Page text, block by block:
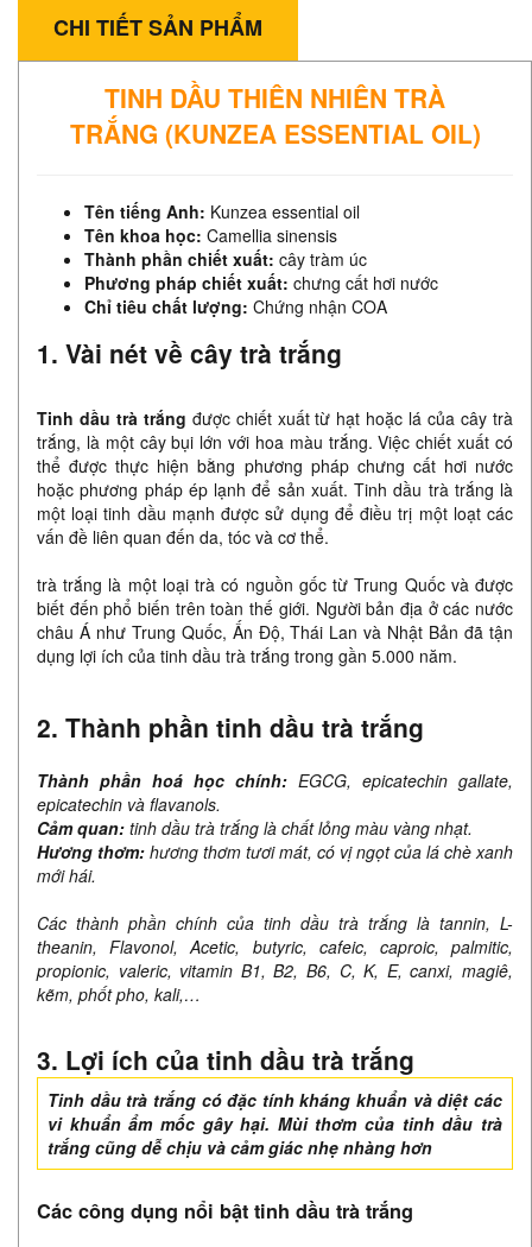
CHI TIẾT SẢN PHẨM
TINH DẦU THIÊN NHIÊN TRÀ
TRẮNG (KUNZEA ESSENTIAL OIL)
Tên tiếng Anh: Kunzea essential oil
Tên khoa học: Camellia sinensis
Thành phần chiết xuất: cây tràm úc
Phương pháp chiết xuất: chưng cất hơi nước
Chỉ tiêu chất lượng: Chứng nhận COA
1. Vài nét về cây trà trắng
Tinh dầu trà trắng được chiết xuất từ hạt hoặc lá của cây trà
trắng, là một cây bụi lớn với hoa màu trắng. Việc chiết xuất có
thể được thực hiện bằng phương pháp chưng cất hơi nước
hoặc phương pháp ép lạnh để sản xuất. Tinh dầu trà trắng là
một loại tinh dầu mạnh được sử dụng để điều trị một loạt các
vấn đề liên quan đến da, tóc và cơ thể.
trà trắng là một loại trà có nguồn gốc từ Trung Quốc và được
biết đến phổ biến trên toàn thế giới. Người bản địa ở các nước
châu Á như Trung Quốc, Ấn Độ, Thái Lan và Nhật Bản đã tận
dụng lợi ích của tinh dầu trà trắng trong gần 5.000 năm.
2. Thành phần tinh dầu trà trắng
Thành phần hoá học chính: EGCG, epicatechin gallate,
epicatechin và flavanols.
Cảm quan: tinh dầu trà trắng là chất lỏng màu vàng nhạt.
Hương thơm: hương thơm tươi mát, có vị ngọt của lá chè xanh
mới hái.
Các thành phần chính của tinh dầu trà trắng là tannin, L-
theanin, Flavonol, Acetic, butyric, cafeic, caproic, palmitic,
propionic, valeric, vitamin B1, B2, B6, C, K, E, canxi, magiê,
kẽm, phốt pho, kali,…
3. Lợi ích của tinh dầu trà trắng
Tinh dầu trà trắng có đặc tính kháng khuẩn và diệt các
vi khuẩn ẩm mốc gây hại. Mùi thơm của tinh dầu trà
trắng cũng dễ chịu và cảm giác nhẹ nhàng hơn
Các công dụng nổi bật tinh dầu trà trắng